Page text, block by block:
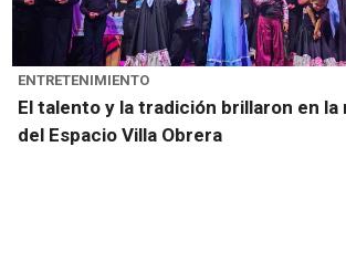
ENTRETENIMIENTO
El talento y la tradición brillaron en la
del Espacio Villa Obrera